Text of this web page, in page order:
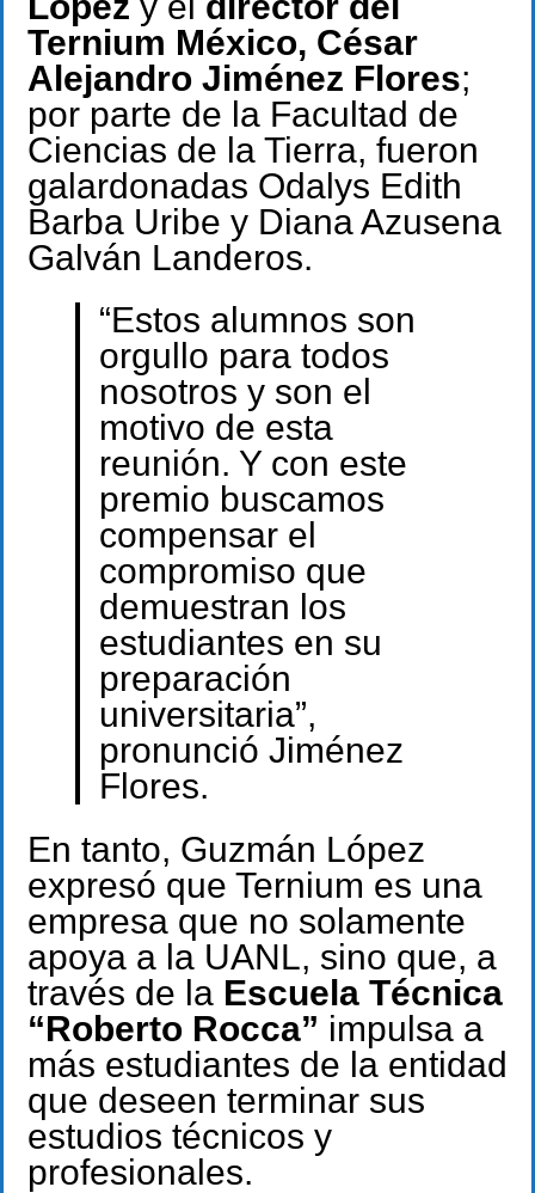
Ternium México, César
Alejandro Jiménez Flores;
por parte de la Facultad de
Ciencias de la Tierra, fueron
galardonadas Odalys Edith
Barba Uribe y Diana Azusena
Galván Landeros.
“Estos alumnos son
orgullo para todos
nosotros y son el
motivo de esta
reunión. Y con este
premio buscamos
compensar el
compromiso que
demuestran los
estudiantes en su
preparación
universitaria”,
pronunció Jiménez
Flores.
En tanto, Guzmán López
expresó que Ternium es una
empresa que no solamente
apoya a la UANL, sino que, a
través de la Escuela Técnica
“Roberto Rocca” impulsa a
más estudiantes de la entidad
que deseen terminar sus
estudios técnicos y
profesionales.